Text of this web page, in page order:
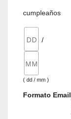
cumpleaños
/
( dd / mm )
Formato Email